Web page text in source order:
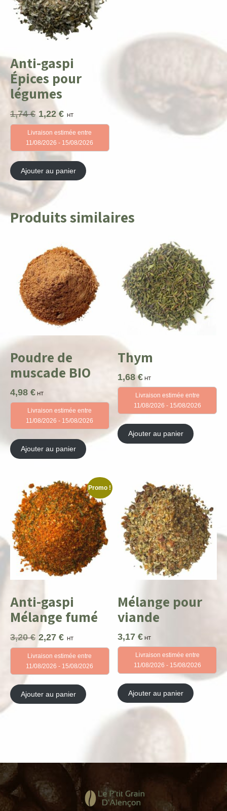
Anti-gaspi
Épices pour
légumes
1,74€ Le
prix
initial
était :
1,74 €.
1,22 € Le
prix
actuel
est :
1,22 €.
HT
Livraison estimée entre
11/08/2026 - 15/08/2026
Ajouter au panier
Produits similaires
Poudre de
muscade BIO
4,98 € HT
Livraison estimée entre
11/08/2026 - 15/08/2026
Ajouter au panier
Thym
1,68€ HT
Livraison estimée entre
11/08/2026 - 15/08/2026
Ajouter au panier
Promo !
Anti-gaspi
Mélange fumé
3,20€ Le
prix
initial
était :
3,20 €.
2,27 € Le
prix
actuel
est :
2,27 €.
HT
Livraison estimée entre
11/08/2026 - 15/08/2026
Ajouter au panier
Mélange pour
viande
3,17€ HT
Livraison estimée entre
11/08/2026 - 15/08/2026
Ajouter au panier